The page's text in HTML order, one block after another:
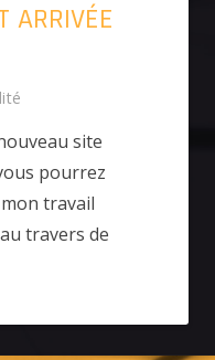
ARRIVÉE
site
pourrez
travail
travers de